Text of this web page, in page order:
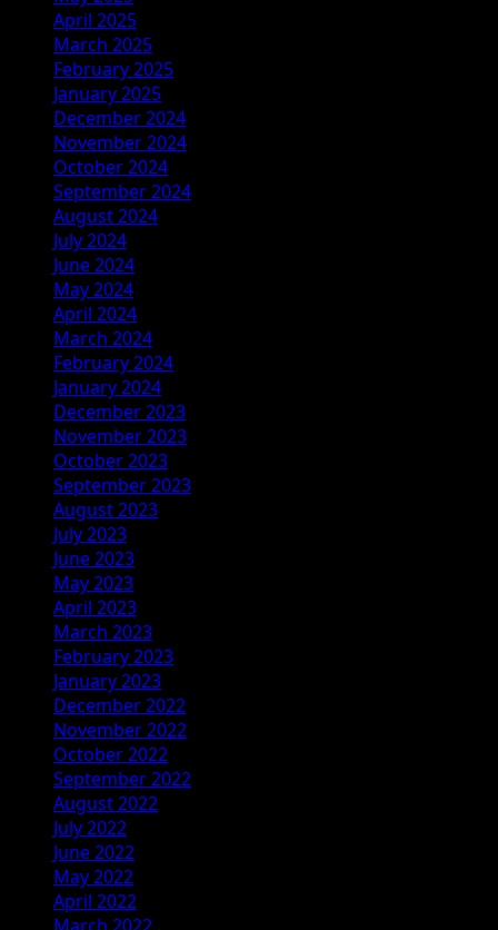
April 2025
March 2025
February 2025
January 2025
December 2024
November 2024
October 2024
September 2024
August 2024
July 2024
June 2024
May 2024
April 2024
March 2024
February 2024
January 2024
December 2023
November 2023
October 2023
September 2023
August 2023
July 2023
June 2023
May 2023
April 2023
March 2023
February 2023
January 2023
December 2022
November 2022
October 2022
September 2022
August 2022
July 2022
June 2022
May 2022
April 2022